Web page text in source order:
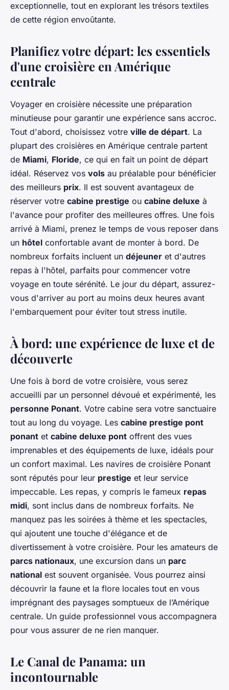
exceptionnelle, tout en explorant les trésors textiles
de cette région envoûtante.
Planifiez votre départ: les essentiels
d'une croisière en Amérique
centrale
Voyager en croisière nécessite une préparation
minutieuse pour garantir une expérience sans accroc.
Tout d'abord, choisissez votre ville de départ. La
plupart des croisières en Amérique centrale partent
de Miami, Floride, ce qui en fait un point de départ
idéal. Réservez vos vols au préalable pour bénéficier
des meilleurs prix. Il est souvent avantageux de
réserver votre cabine prestige ou cabine deluxe à
l'avance pour profiter des meilleures offres. Une fois
arrivé à Miami, prenez le temps de vous reposer dans
un hôtel confortable avant de monter à bord. De
nombreux forfaits incluent un déjeuner et d'autres
repas à l'hôtel, parfaits pour commencer votre
voyage en toute sérénité. Le jour du départ, assurez-
vous d'arriver au port au moins deux heures avant
l'embarquement pour éviter tout stress inutile.
À bord: une expérience de luxe et de
découverte
Une fois à bord de votre croisière, vous serez
accueilli par un personnel dévoué et expérimenté, les
personne Ponant. Votre cabine sera votre sanctuaire
tout au long du voyage. Les cabine prestige pont
ponant et cabine deluxe pont offrent des vues
imprenables et des équipements de luxe, idéals pour
un confort maximal. Les navires de croisière Ponant
sont réputés pour leur prestige et leur service
impeccable. Les repas, y compris le fameux repas
midi, sont inclus dans de nombreux forfaits. Ne
manquez pas les soirées à thème et les spectacles,
qui ajoutent une touche d'élégance et de
divertissement à votre croisière. Pour les amateurs de
parcs nationaux, une excursion dans un parc
national est souvent organisée. Vous pourrez ainsi
découvrir la faune et la flore locales tout en vous
imprégnant des paysages somptueux de l’Amérique
centrale. Un guide professionnel vous accompagnera
pour vous assurer de ne rien manquer.
Le Canal de Panama: un
incontournable